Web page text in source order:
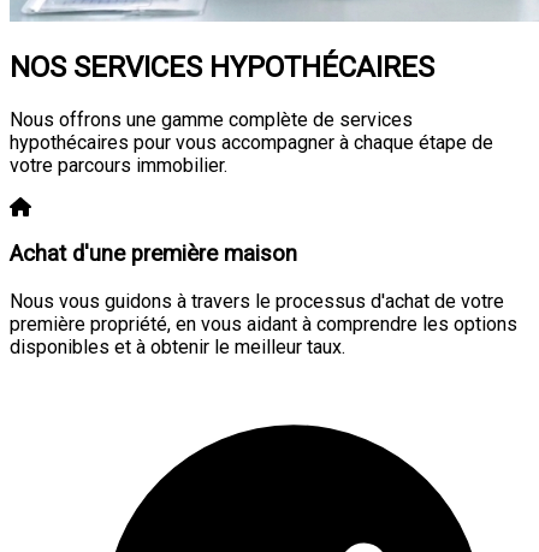
NOS SERVICES HYPOTHÉCAIRES
Nous offrons une gamme complète de services
hypothécaires pour vous accompagner à chaque étape de
votre parcours immobilier.
Achat d'une première maison
Nous vous guidons à travers le processus d'achat de votre
première propriété, en vous aidant à comprendre les options
disponibles et à obtenir le meilleur taux.